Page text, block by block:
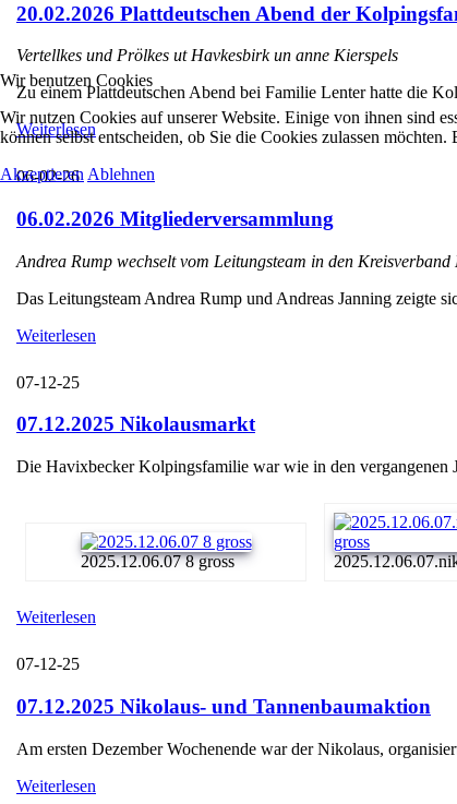
20.02.2026 Plattdeutschen Abend der
Vertellkes und Prölkes ut Havkesbirk un anne Kierspels
Zu einem Plattdeutschen Abend bei Familie Lenter hatte die
Weiterlesen
06-02-26
06.02.2026 Mitgliederversammlung
Andrea Rump wechselt vom Leitungsteam in den
Das Leitungsteam Andrea Rump und Andreas Janning zeigte
Weiterlesen
07-12-25
07.12.2025 Nikolausmarkt
Die Havixbecker Kolpingsfamilie war wie in den vergangenen
2025.12.06.07 8 gross
Weiterlesen
07-12-25
07.12.2025 Nikolaus- und Tannenbaumaktion
Am ersten Dezember Wochenende war der Nikolaus,
Weiterlesen
Wir benutzen Cookies
Wir nutzen Cookies auf unserer Website. Einige von ihnen sind
können selbst entscheiden, ob Sie die Cookies zulassen
Akzeptieren Ablehnen